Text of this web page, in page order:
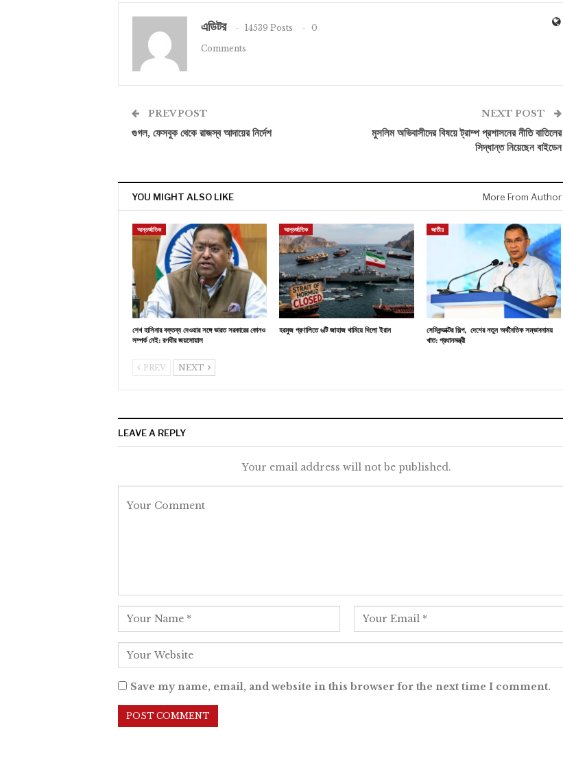
এডিটর 14539 Posts
0
Comments
PREV POST
গুগল, ফেসবুক থেকে রাজস্ব আদায়ের নির্দেশ
NEXT POST
মুসলিম অভিবাসীদের বিষয়ে ট্রাম্প প্রশাসনের নীতি বাতিলের
সিদ্ধান্ত নিয়েছেন বাইডেন
YOU MIGHT ALSO LIKE More From Author
আন্তর্জাতিক
শেখ হাসিনার বক্তব্য দেওয়ার সঙ্গে ভারত সরকারের কোনও
সম্পর্ক নেই: রণধীর জয়সোয়াল
আন্তর্জাতিক
হরমুজ প্রণালিতে ৬টি জাহাজ থামিয়ে দিলো ইরান
জাতীয়
সেমিকন্ডাক্টর শিল্প, দেশের নতুন অর্থনৈতিক সম্ভাবনাময়
খাত: প্রধানমন্ত্রী
PREV NEXT
LEAVE A REPLY
Your email address will not be published.
Save my name, email, and website in this browser for the next time I comment.